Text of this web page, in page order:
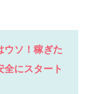
ウソ！稼ぎた
全にスタート